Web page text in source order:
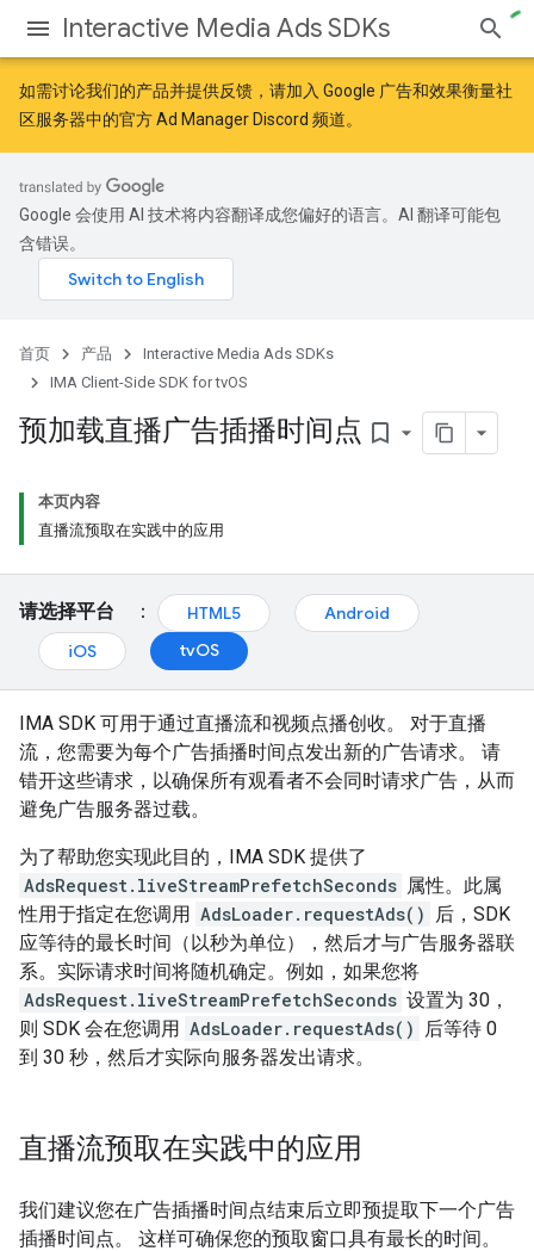
Interactive Media Ads SDKs
如需讨论我们的产品并提供反馈，请加入 Google 广告和效果衡量社
区服务器中的官方 Ad Manager Discord 频道。
Google 会使用 AI 技术将内容翻译成您偏好的语言。AI 翻译可能包
含错误。
首页 产品
Interactive Media Ads SDKs
IMA Client-Side SDK for tvOS
预加载直播广告插播时间点 bookmark_border
本页内容
直播流预取在实践中的应用
请选择平台 ： HTML5
Android
iOS
tvOS
IMA SDK 可用于通过直播流和视频点播创收。 对于直播
流，您需要为每个广告插播时间点发出新的广告请求。 请
错开这些请求，以确保所有观看者不会同时请求广告，从而
避免广告服务器过载。
为了帮助您实现此目的，IMA SDK 提供了
AdsRequest.liveStreamPrefetchSeconds 属性。此属
性用于指定在您调用 AdsLoader.requestAds()
后，SDK
应等待的最长时间（以秒为单位），然后才与广告服务器联
系。实际请求时间将随机确定。例如，如果您将
AdsRequest.liveStreamPrefetchSeconds 设置为 30，
则 SDK 会在您调用 AdsLoader.requestAds()
后等待 0
到 30 秒，然后才实际向服务器发出请求。
直播流预取在实践中的应用
我们建议您在广告插播时间点结束后立即预提取下一个广告
插播时间点。 这样可确保您的预取窗口具有最长的时间。